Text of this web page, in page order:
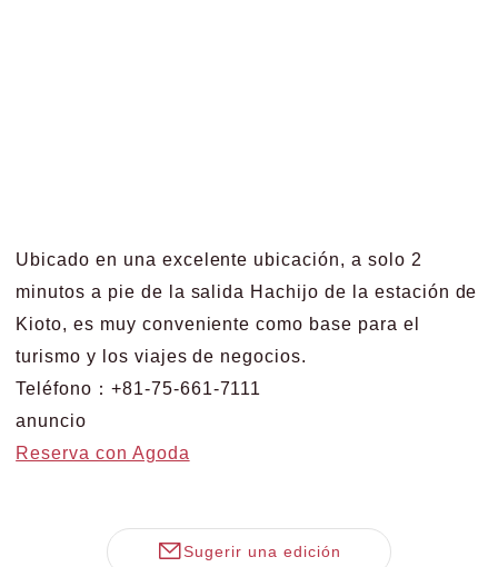
Ubicado en una excelente ubicación, a solo 2
minutos a pie de la salida Hachijo de la estación de
Kioto, es muy conveniente como base para el
turismo y los viajes de negocios.
Teléfono：+81-75-661-7111
anuncio
Reserva con Agoda
Sugerir una edición